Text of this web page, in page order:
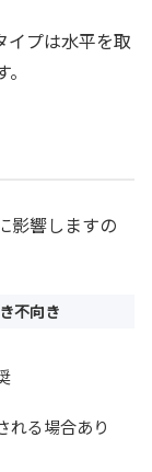
イプは水平を取
影響しますの
不向き
れる場合あり